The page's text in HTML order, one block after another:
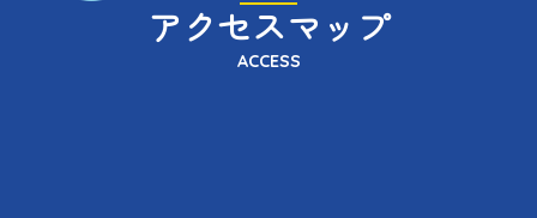
アクセスマップ
ACCESS